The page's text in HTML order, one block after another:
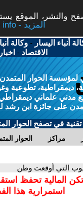
والنشر، الموقع
More info - المزيد
أنباء اليسار -وكالة
الاقتصاد -
لمؤسسة الحوار المتمدن
ديمقراطية، تطوعية
علماني ديمقراطي
على جائزة ابن رشد
في تصفح الحوار
الحوار مراكز
التي أوقعت وطن
المالية تحفظ
استمرارية هذا